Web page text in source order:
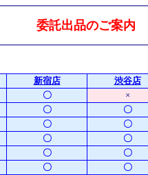
委託出品のご案内
新宿店
渋谷店
〇
×
〇
〇
〇
〇
〇
〇
〇
〇
〇 〇